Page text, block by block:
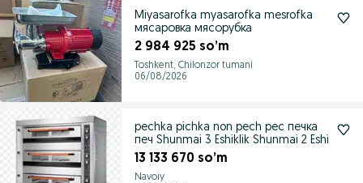
Miyasarofka myasarofka mesrofka
мясаровка мясорубка
2 984 925 so’m
Toshkent, Chilonzor tumani
06/08/2026
pechka pichka non pech pec печка
печ Shunmai 3 Eshiklik Shunmai 2 Eshi
13 133 670 so’m
Navoiy